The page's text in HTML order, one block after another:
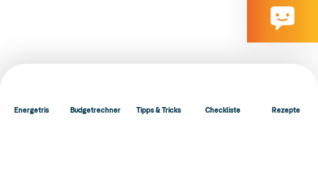
Energetris Budgetrechner Tipps & Tricks Checkliste Rezepte